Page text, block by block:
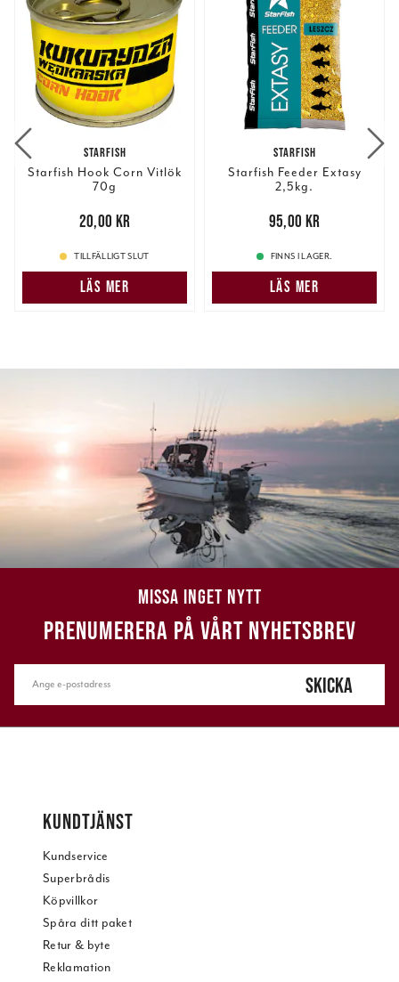
STARFISH
Starfish Hook Corn Vitlök
70g
20,00 kr
20,00 kr
TILLFÄLLIGT SLUT
LÄS MER
STARFISH
Starfish Feeder Extasy
2,5kg.
95,00 kr
95,00 kr
FINNS I LAGER.
LÄS MER
MISSA INGET NYTT
PRENUMERERA PÅ VÅRT NYHETSBREV
SKICKA
KUNDTJÄNST
Kundservice
Superbrådis
Köpvillkor
Spåra ditt paket
Retur & byte
Reklamation